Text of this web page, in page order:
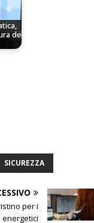
del
SICUREZZA
per i
energetici